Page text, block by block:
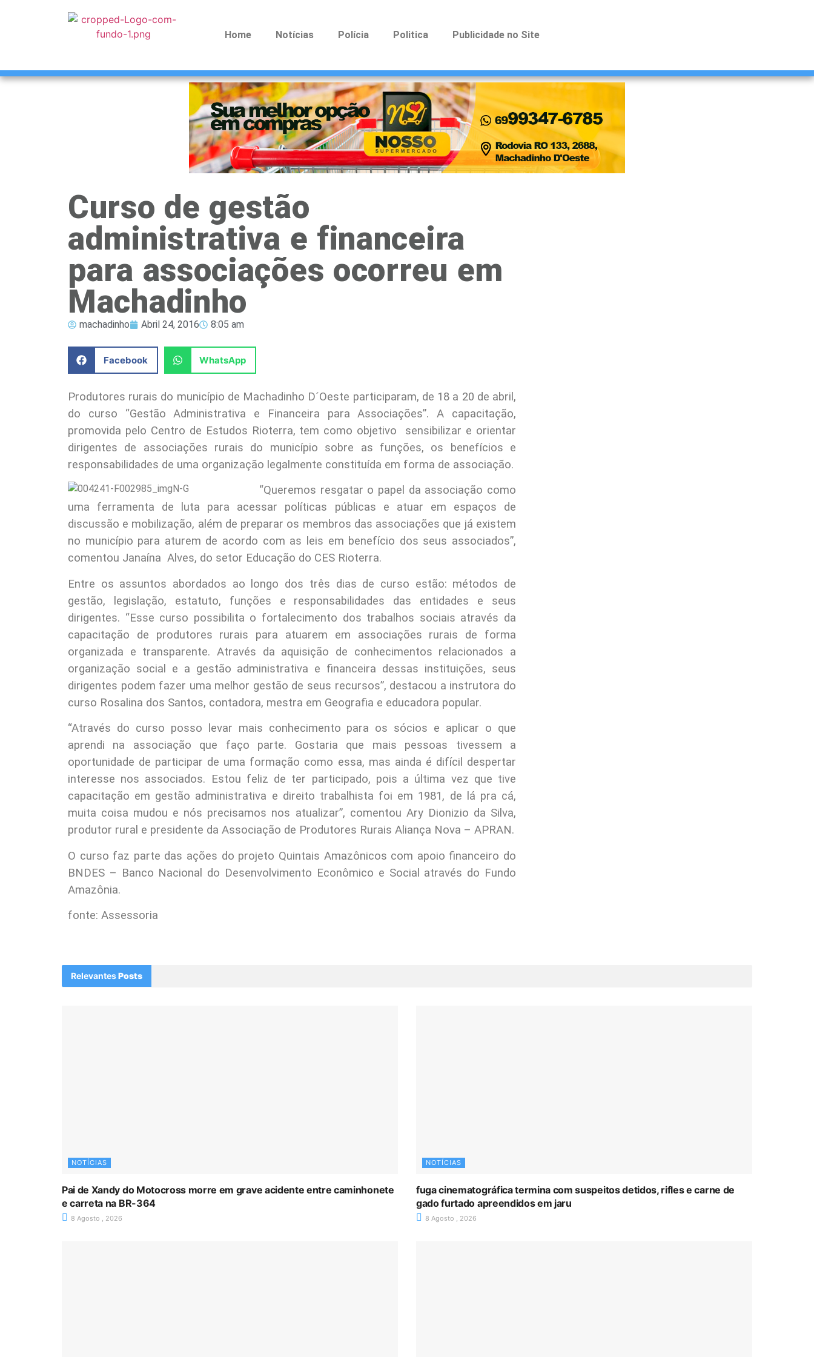
Home Notícias Polícia Politica Publicidade no Site
Curso de gestão
administrativa e financeira
para associações ocorreu em
Machadinho
machadinho Abril 24, 2016 8:05 am
Facebook WhatsApp
Produtores rurais do município de Machadinho D´Oeste participaram, de 18 a 20 de abril,
do curso “Gestão Administrativa e Financeira para Associações”. A capacitação,
promovida pelo Centro de Estudos Rioterra, tem como objetivo sensibilizar e orientar
dirigentes de associações rurais do município sobre as funções, os benefícios e
responsabilidades de uma organização legalmente constituída em forma de associação.
“Queremos resgatar o papel da associação como
uma ferramenta de luta para acessar políticas públicas e atuar em espaços de
discussão e mobilização, além de preparar os membros das associações que já existem
no município para aturem de acordo com as leis em benefício dos seus associados”,
comentou Janaína Alves, do setor Educação do CES Rioterra.
Entre os assuntos abordados ao longo dos três dias de curso estão: métodos de
gestão, legislação, estatuto, funções e responsabilidades das entidades e seus
dirigentes. “Esse curso possibilita o fortalecimento dos trabalhos sociais através da
capacitação de produtores rurais para atuarem em associações rurais de forma
organizada e transparente. Através da aquisição de conhecimentos relacionados a
organização social e a gestão administrativa e financeira dessas instituições, seus
dirigentes podem fazer uma melhor gestão de seus recursos”, destacou a instrutora do
curso Rosalina dos Santos, contadora, mestra em Geografia e educadora popular.
“Através do curso posso levar mais conhecimento para os sócios e aplicar o que
aprendi na associação que faço parte. Gostaria que mais pessoas tivessem a
oportunidade de participar de uma formação como essa, mas ainda é difícil despertar
interesse nos associados. Estou feliz de ter participado, pois a última vez que tive
capacitação em gestão administrativa e direito trabalhista foi em 1981, de lá pra cá,
muita coisa mudou e nós precisamos nos atualizar”, comentou Ary Dionizio da Silva,
produtor rural e presidente da Associação de Produtores Rurais Aliança Nova – APRAN.
O curso faz parte das ações do projeto Quintais Amazônicos com apoio financeiro do
BNDES – Banco Nacional do Desenvolvimento Econômico e Social através do Fundo
Amazônia.
fonte: Assessoria
RelevantesPosts
NOTÍCIAS
Pai de Xandy do Motocross morre em grave acidente entre caminhonete
e carreta na BR-364
8 Agosto , 2026
NOTÍCIAS
fuga cinematográfica termina com suspeitos detidos, rifles e carne de
gado furtado apreendidos em jaru
8 Agosto , 2026